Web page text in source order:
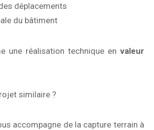
déplacements
du bâtiment
une réalisation technique en valeur
similaire ?
accompagne de la capture terrain à